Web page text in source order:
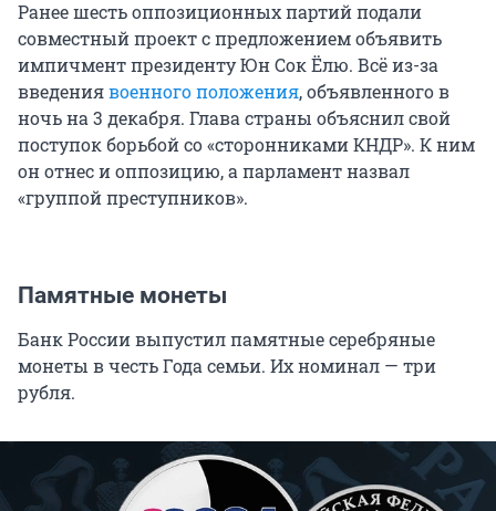
Ранее шесть оппозиционных партий подали
совместный проект с предложением объявить
импичмент президенту Юн Сок Ёлю. Всё из-за
введениявоенного положения, объявленного в
ночь на 3 декабря. Глава страны объяснил свой
поступок борьбой со «сторонниками КНДР». К ним
он отнес и оппозицию, а парламент назвал
«группой преступников».
Памятные монеты
Банк России выпустил памятные серебряные
монеты в честь Года семьи. Их номинал — три
рубля.